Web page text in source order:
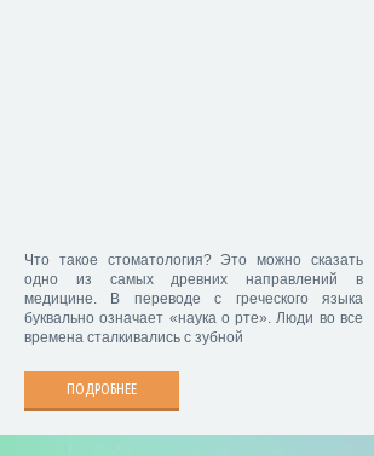
Что такое стоматология? Это можно сказать
одно из самых древних направлений в
медицине. В переводе с греческого языка
буквально означает «наука о рте». Люди во все
времена сталкивались с зубной
ПОДРОБНЕЕ